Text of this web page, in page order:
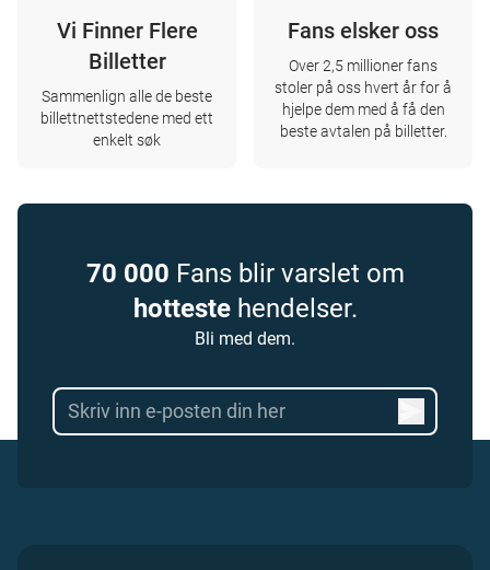
Vi Finner Flere
Billetter
Sammenlign alle de beste
billettnettstedene med ett
enkelt søk
Fans elsker oss
Over 2,5 millioner fans
stoler på oss hvert år for å
hjelpe dem med å få den
beste avtalen på billetter.
70 000 Fans blir varslet om
hottestehendelser.
Bli med dem.